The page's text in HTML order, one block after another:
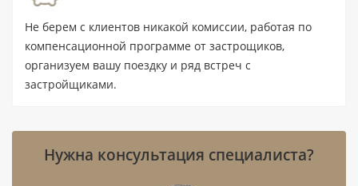
Статус: новостройка, передача объекта
— III квартал 2027 года.
Расположение: Dubai Land, Дубай;
Station, расстояние 23,2 км.
До воды — 25,6 км, до аэропорта —
Не берем с клиентов никакой комиссии, работая по
компенсационной программе от застрощиков,
организуем вашу поездку и ряд встреч с
застройщиками.
Нужна консультация специалиста?